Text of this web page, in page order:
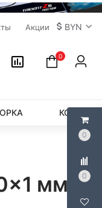
0
0
Акции BYN
0
мм)